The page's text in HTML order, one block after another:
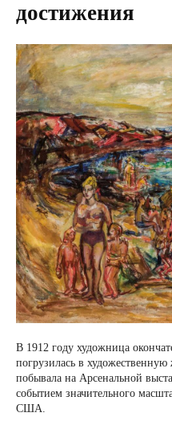
достижения
В 1912 году художница
погрузилась в
побывала на Арсенальной
событием значительного
США.